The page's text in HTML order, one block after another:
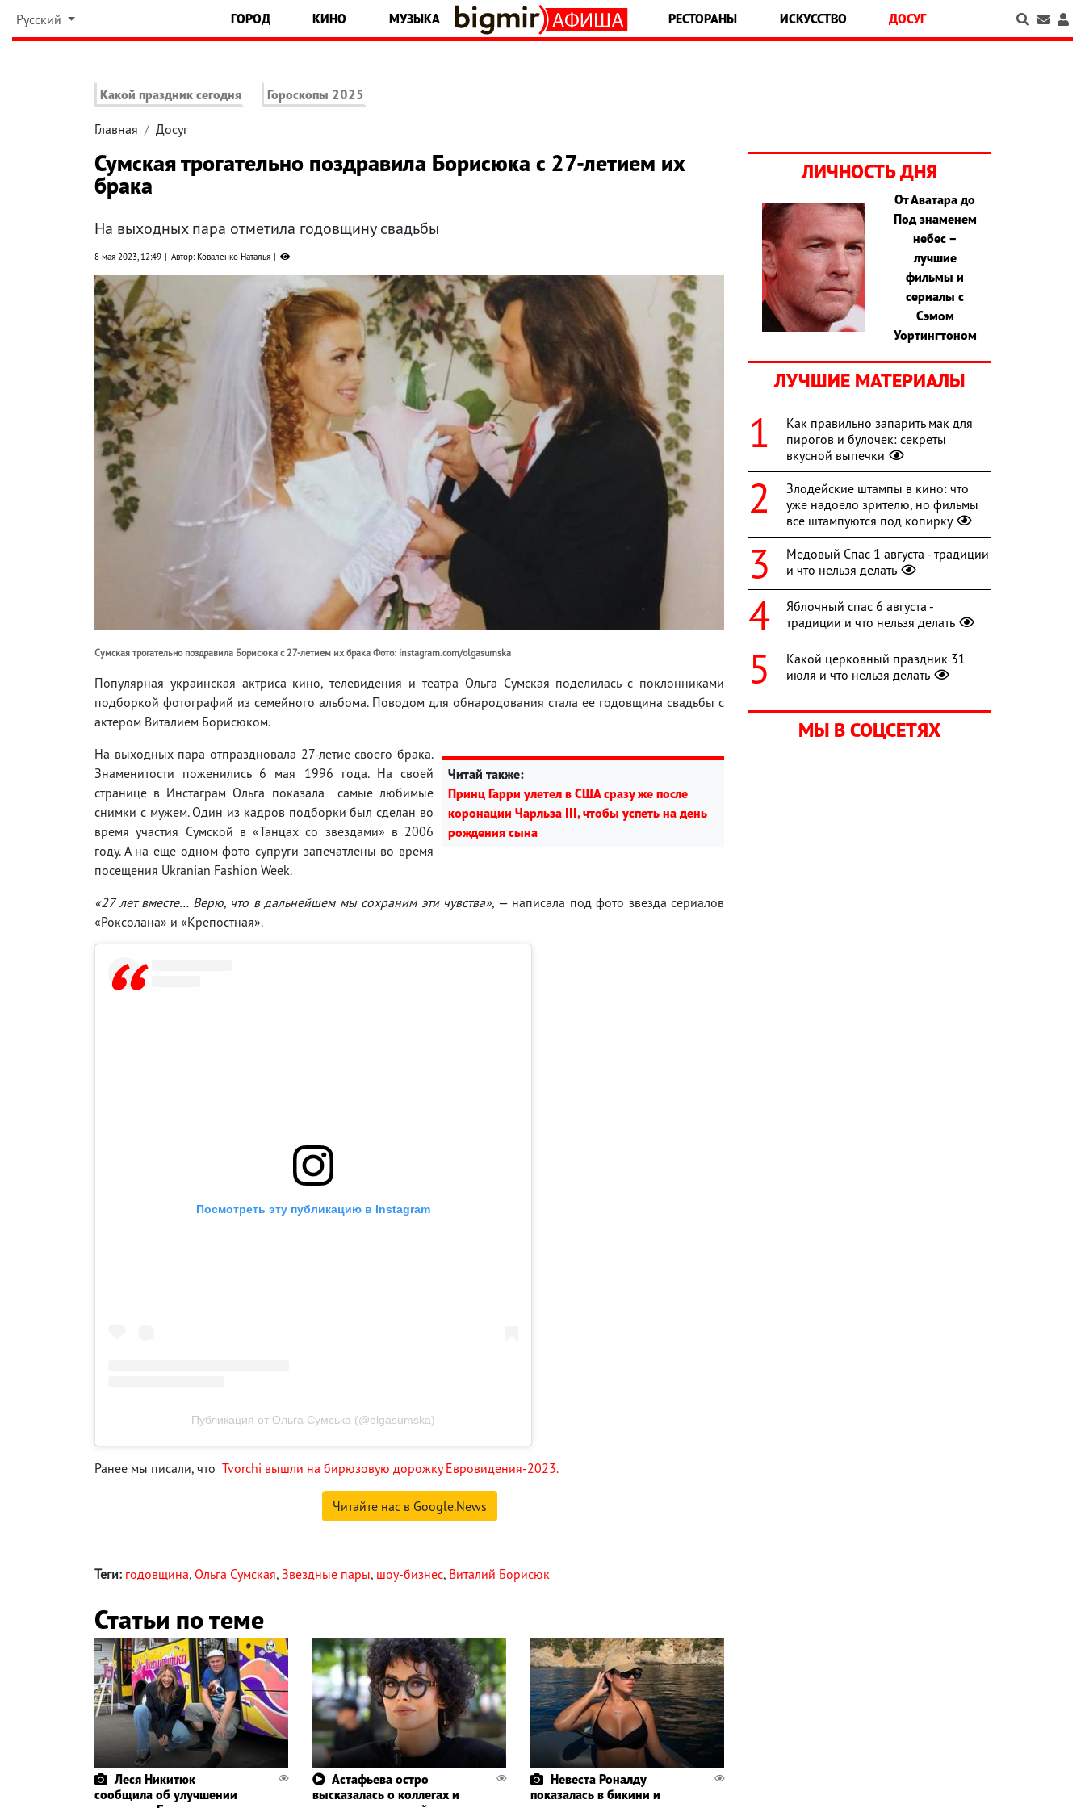
Русский ГОРОД КИНО МУЗЫКА РЕСТОРАНЫ ИСКУССТВО ДОСУГ
Какой праздник сегодня Гороскопы 2025
Главная Досуг
Сумская трогательно поздравила Борисюка с 27-летием их
брака
На выходных пара отметила годовщину свадьбы
8 мая 2023, 12:49 Автор: Коваленко Наталья
Сумская трогательно поздравила Борисюка с 27-летием их брака Фото: instagram.com/olgasumska
Популярная украинская актриса кино, телевидения и театра Ольга Сумская поделилась с поклонниками
подборкой фотографий из семейного альбома. Поводом для обнародования стала ее годовщина свадьбы с
актером Виталием Борисюком.
Читай также:
Принц Гарри улетел в США сразу же после
коронации Чарльза III, чтобы успеть на день
рождения сына
На выходных пара отпраздновала 27-летие своего брака.
Знаменитости поженились 6 мая 1996 года. На своей
странице в Инстаграм Ольга показала самые любимые
снимки с мужем. Один из кадров подборки был сделан во
время участия Сумской в «Танцах со звездами» в 2006
году. А на еще одном фото супруги запечатлены во время
посещения Ukranian Fashion Week.
«27 лет вместе… Верю, что в дальнейшем мы сохраним эти чувства», — написала под фото звезда сериалов
«Роксолана» и «Крепостная».
Посмотреть эту публикацию в Instagram
Публикация от Ольга Сумська (@olgasumska)
Ранее мы писали, что Tvorchi вышли на бирюзовую дорожку Евровидения-2023.
Читайте нас в Google.News
Теги: годовщина, Ольга Сумская, Звездные пары, шоу-бизнес, Виталий Борисюк
Статьи по теме
Леся Никитюк
сообщила об улучшении
Астафьева остро
высказалась о коллегах и
Невеста Роналду
показалась в бикини и
ЛИЧНОСТЬ ДНЯ
От Аватара до
Под знаменем
небес –
лучшие
фильмы и
сериалы с
Сэмом
Уортингтоном
ЛУЧШИЕ МАТЕРИАЛЫ
Как правильно запарить мак для
пирогов и булочек: секреты
вкусной выпечки
Злодейские штампы в кино: что
уже надоело зрителю, но фильмы
все штампуются под копирку
Медовый Спас 1 августа - традиции
и что нельзя делать
Яблочный спас 6 августа -
традиции и что нельзя делать
Какой церковный праздник 31
июля и что нельзя делать
МЫ В СОЦСЕТЯХ